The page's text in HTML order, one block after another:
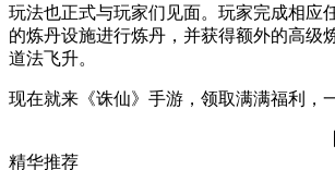
玩法也正式与玩家们见面。玩家完成相应
的炼丹设施进行炼丹，并获得额外的高级
道法飞升。
现在就来《诛仙》手游，领取满满福利，
精华推荐